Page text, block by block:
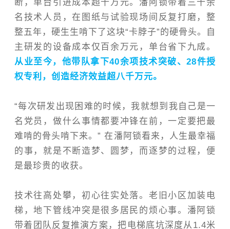
断，单台引进成本超千万元。潘阿锁带着三十余
名技术人员，在图纸与试验现场间反复打磨，整
整五年，硬生生啃下了这块“卡脖子”的硬骨头。自
主研发的设备成本仅百余万元，单台省下九成。
从业至今，他带队拿下40余项技术突破、28件授
权专利，创造经济效益超八千万元。
“每次研发出现困难的时候，我就想到我自己是一
名党员，做什么事情都要冲锋在前，一定要把最
难啃的骨头啃下来。” 在潘阿锁看来，人生最幸福
的事，就是不断造梦、圆梦，而逐梦的过程 ，便
是最珍贵的收获。
技术往高处攀，初心往实处落。老旧小区加装电
梯，地下管线冲突是很多居民的烦心事。潘阿锁
带着团队反复推演方案，把电梯底坑深度从1.4米